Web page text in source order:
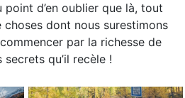
d’en oublier que là, tout
dont nous surestimons
par la richesse de
qu’il recèle !